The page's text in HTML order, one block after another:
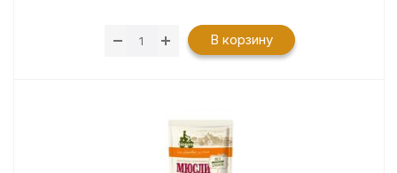
В корзину